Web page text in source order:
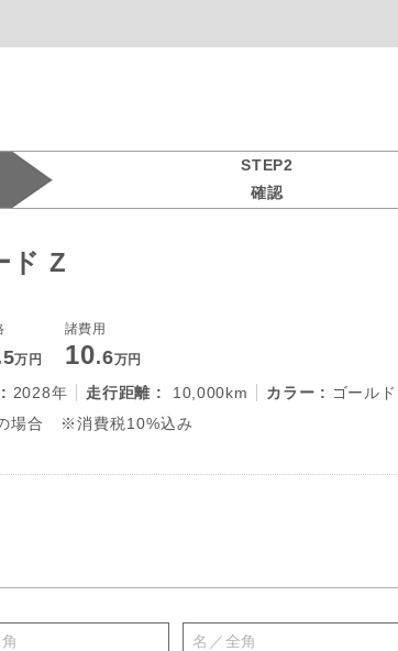
STEP2
確認
ド Z
万円
諸費用
10.6万円
2028年 走行距離 : 10,000km カラー : ゴールド
場合 ※消費税10%込み